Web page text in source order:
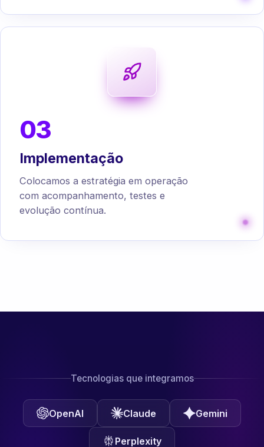
03
Implementação
Colocamos a estratégia em operação
com acompanhamento, testes e
evolução contínua.
Tecnologias que integramos
OpenAI Claude Gemini
Perplexity